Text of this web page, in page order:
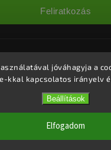
jóváhagyja a
kkal kapcsolatos irányelv
Beállítások
Elfogadom
Feliratkozás
fenntartva.
Süti beállítások
Shoptet| Design